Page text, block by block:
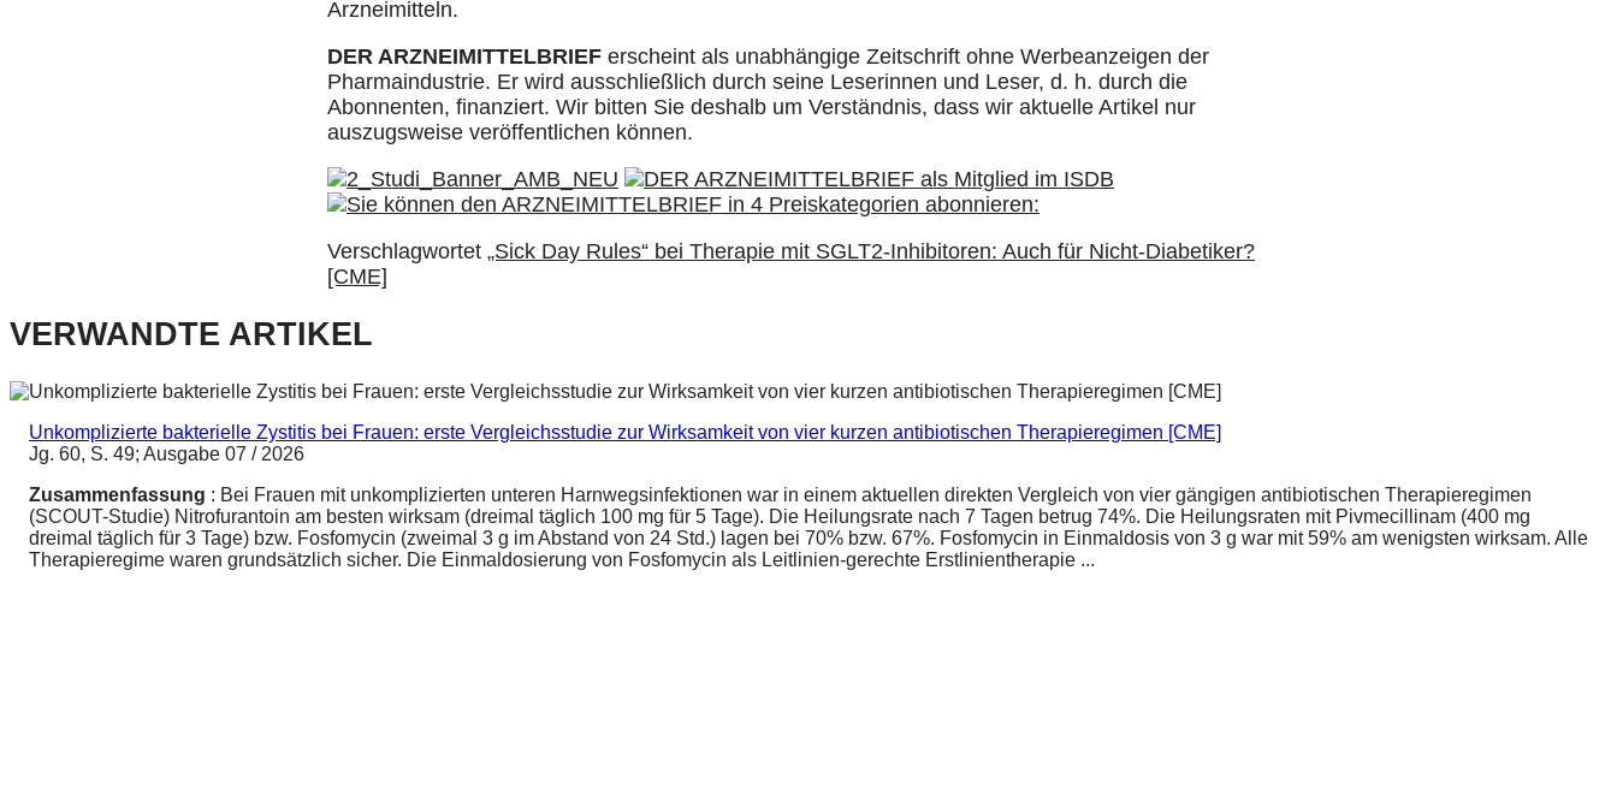
Arzneimitteln.
DER ARZNEIMITTELBRIEF erscheint als unabhängige Zeitschrift ohne Werbeanzeigen der
Pharmaindustrie. Er wird ausschließlich durch seine Leserinnen und Leser, d. h. durch die
Abonnenten, finanziert. Wir bitten Sie deshalb um Verständnis, dass wir aktuelle Artikel nur
auszugsweise veröffentlichen können.
Verschlagwortet „Sick Day Rules“ bei Therapie mit SGLT2-Inhibitoren: Auch für Nicht-Diabetiker?
[CME]
VERWANDTE ARTIKEL
Unkomplizierte bakterielle Zystitis bei Frauen: erste Vergleichsstudie zur Wirksamkeit von vier kurzen antibiotischen Therapieregimen [CME]
Jg. 60, S. 49; Ausgabe 07 / 2026
Zusammenfassung : Bei Frauen mit unkomplizierten unteren Harnwegsinfektionen war in einem aktuellen direkten Vergleich von vier gängigen antibiotischen Therapieregimen
(SCOUT-Studie) Nitrofurantoin am besten wirksam (dreimal täglich 100 mg für 5 Tage). Die Heilungsrate nach 7 Tagen betrug 74%. Die Heilungsraten mit Pivmecillinam (400 mg
dreimal täglich für 3 Tage) bzw. Fosfomycin (zweimal 3 g im Abstand von 24 Std.) lagen bei 70% bzw. 67%. Fosfomycin in Einmaldosis von 3 g war mit 59% am wenigsten wirksam. Alle
Therapieregime waren grundsätzlich sicher. Die Einmaldosierung von Fosfomycin als Leitlinien-gerechte Erstlinientherapie ...